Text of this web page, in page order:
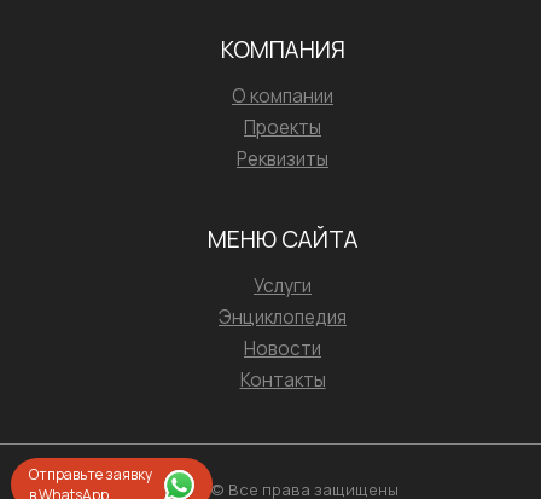
Отправьте заявку
в WhatsApp
КОМПАНИЯ
О компании
Проекты
Реквизиты
МЕНЮ САЙТА
Услуги
Энциклопедия
Новости
Контакты
2026 © Все права защищены